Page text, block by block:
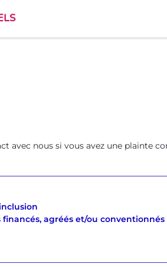
avec nous si vous avez une plainte
agréés et/ou conventionnés